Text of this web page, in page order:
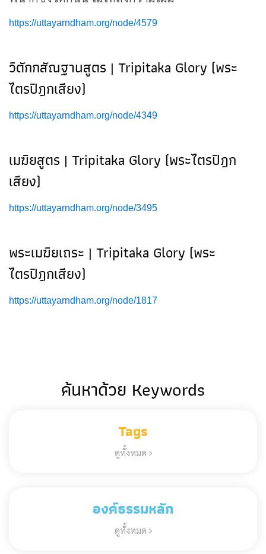
https://uttayarndham.org/node/4579
วิตักกสัณฐานสูตร | Tripitaka Glory (พระ
ไตรปิฎกเสียง)
https://uttayarndham.org/node/4349
เมฆิยสูตร | Tripitaka Glory (พระไตรปิฎก
เสียง)
https://uttayarndham.org/node/3495
พระเมฆิยเถระ | Tripitaka Glory (พระ
ไตรปิฎกเสียง)
https://uttayarndham.org/node/1817
ค้นหาด้วย Keywords
Tags
ดูทั้งหมด
องค์ธรรมหลัก
ดูทั้งหมด